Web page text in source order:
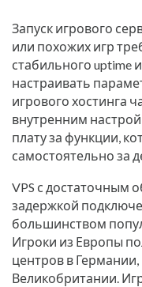
Запуск игрового
или похожих игр
стабильного
настраивать
игрового хостинга
внутренним
плату за функции,
самостоятельно за
VPS с достаточным
задержкой
большинством
Игроки из Европы
центров в
Великобритании.